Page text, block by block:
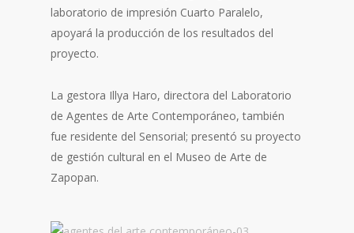
laboratorio de impresión Cuarto Paralelo,
apoyará la producción de los resultados del
proyecto.
La gestora Illya Haro, directora del Laboratorio
de Agentes de Arte Contemporáneo, también
fue residente del Sensorial; presentó su proyecto
de gestión cultural en el Museo de Arte de
Zapopan.